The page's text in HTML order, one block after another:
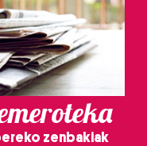
zenbakiak